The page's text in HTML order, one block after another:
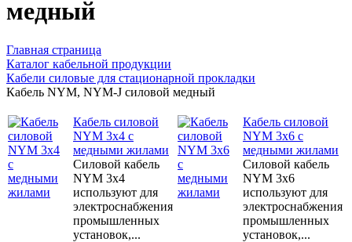
медный
Главная страница
Каталог кабельной продукции
Кабели силовые для стационарной прокладки
Кабель NYM, NYM-J силовой медный
Кабель силовой
NYM 3x4 с
медными жилами
Силовой кабель
NYM 3x4
используют для
электроснабжения
промышленных
установок,...
Кабель силовой
NYM 3x6 с
медными жилами
Силовой кабель
NYM 3x6
используют для
электроснабжения
промышленных
установок,...